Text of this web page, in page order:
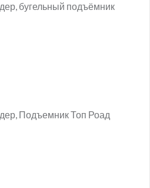
бугельный подъёмник
Подъемник Топ Роад